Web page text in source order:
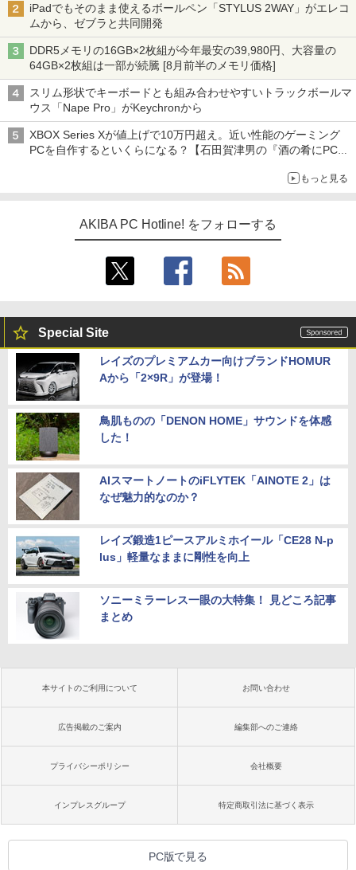
iPadでもそのまま使えるボールペン「STYLUS 2WAY」がエレコ
ムから、ゼブラと共同開発
DDR5メモリの16GB×2枚組が今年最安の39,980円、大容量の
64GB×2枚組は一部が続騰 [8月前半のメモリ価格]
スリム形状でキーボードとも組み合わせやすいトラックボールマ
ウス「Nape Pro」がKeychronから
XBOX Series Xが値上げで10万円超え。近い性能のゲーミング
PCを自作するといくらになる？【石田賀津男の『酒の肴にPCゲ
もっと見る
AKIBA PC Hotline! をフォローする
Special Site
レイズのプレミアムカー向けブランドHOMUR
Aから「2×9R」が登場！
鳥肌ものの「DENON HOME」サウンドを体感
した！
AIスマートノートのiFLYTEK「AINOTE 2」は
なぜ魅力的なのか？
レイズ鍛造1ピースアルミホイール「CE28 N-p
lus」軽量なままに剛性を向上
ソニーミラーレス一眼の大特集！ 見どころ記事
まとめ
本サイトのご利用について お問い合わせ
広告掲載のご案内 編集部へのご連絡
プライバシーポリシー 会社概要
インプレスグループ 特定商取引法に基づく表示
PC版で見る